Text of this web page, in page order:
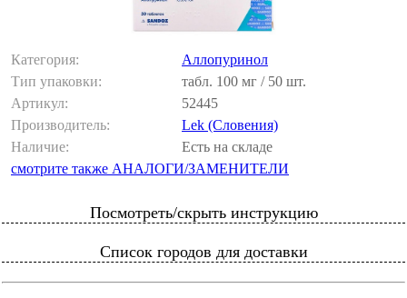
Категория:
Аллопуринол
Тип упаковки:
табл. 100 мг / 50 шт.
Артикул:
52445
Производитель:
Lek (Словения)
Наличие:
Есть на складе
смотрите также АНАЛОГИ/ЗАМЕНИТЕЛИ
Посмотреть/скрыть инструкцию
Список городов для доставки